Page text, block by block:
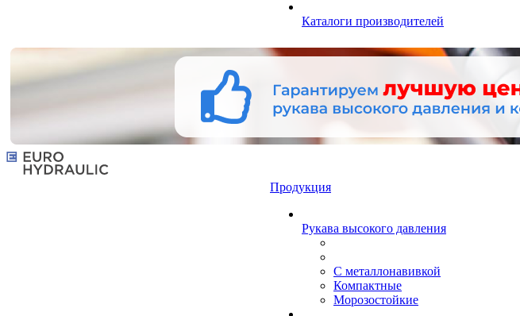
Каталоги производителей
Продукция
Рукава высокого давления
С металлонавивкой
Компактные
Морозостойкие